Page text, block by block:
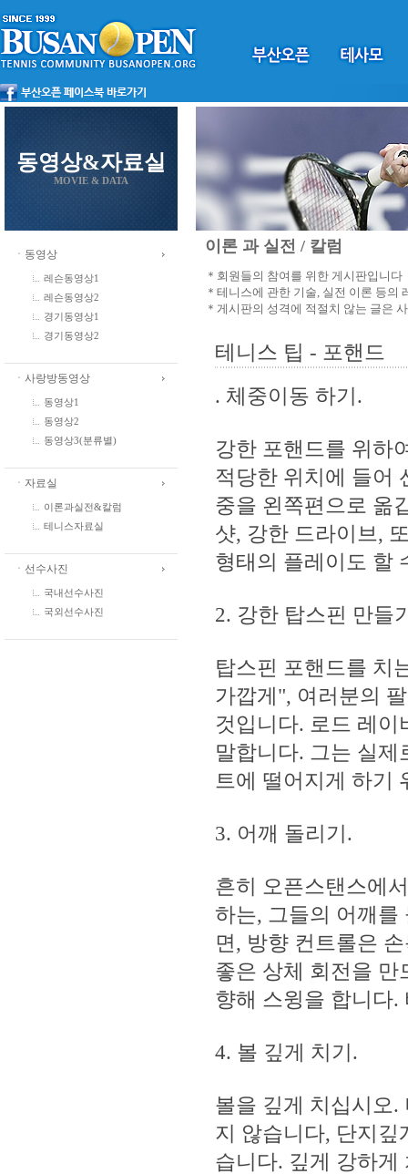
동영상&자료실
MOVIE & DATA
ㆍ동영상
레슨동영상1
레슨동영상2
경기동영상1
경기동영상2
ㆍ사랑방동영상
동영상1
동영상2
동영상3(분류별)
ㆍ자료실
이론과실전&칼럼
테니스자료실
ㆍ선수사진
국내선수사진
국외선수사진
이론 과 실전 / 칼럼
＊회원들의 참여를 위한 게시판입니다
＊테니스에 관한 기술, 실전 이론 등의
＊게시판의 성격에 적절치 않는 글은
테니스 팁 - 포핸드
. 체중이동 하기.
강한 포핸드를 위하
적당한 위치에 들어
중을 왼쪽편으로 옮
샷, 강한 드라이브,
형태의 플레이도 할
2. 강한 탑스핀 만들
탑스핀 포핸드를 치
가깝게", 여러분의
것입니다. 로드 레이
말합니다. 그는 실
트에 떨어지게 하기
3. 어깨 돌리기.
흔히 오픈스탠스에
하는, 그들의 어깨
면, 방향 컨트롤은
좋은 상체 회전을 만
향해 스윙을 합니다.
4. 볼 깊게 치기.
볼을 깊게 치십시오.
지 않습니다, 단지깊
습니다. 깊게 강하